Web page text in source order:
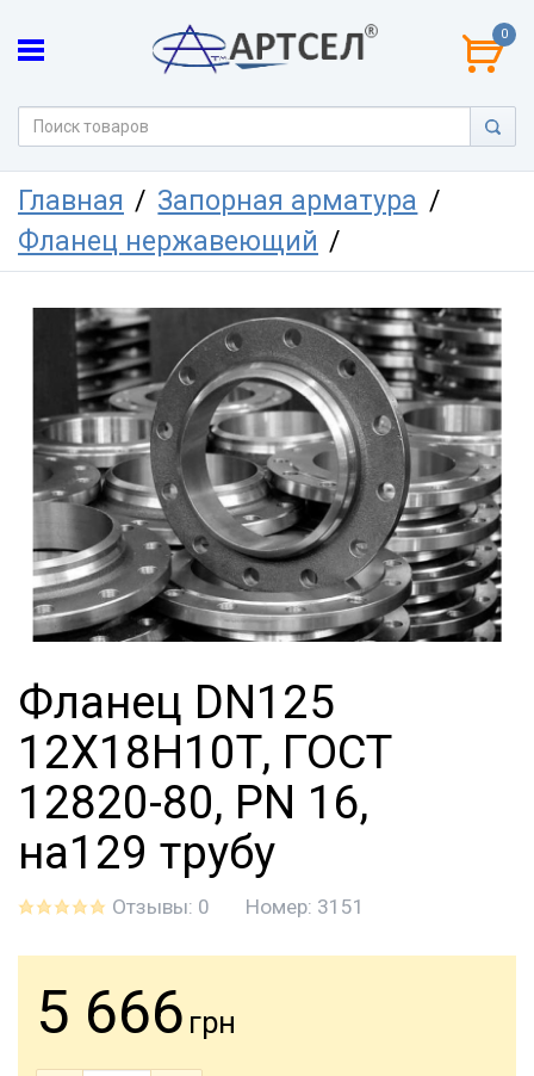
0
Главная
Запорная арматура
Фланец нержавеющий
Фланец DN125
12Х18Н10Т, ГОСТ
12820-80, PN 16,
на129 трубу
Отзывы: 0 Номер: 3151
5 666 грн